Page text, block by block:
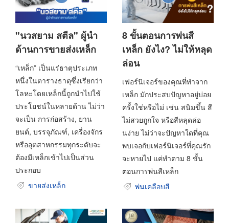
"นวสยาม สตีล" ผู้นำ
ด้านการขายส่งเหล็ก
“เหล็ก” เป็นแร่ธาตุประเภท
หนึ่งในตารางธาตุซึ่งเรียกว่า
โลหะโดยเหล็กนี้ถูกนำไปใช้
ประโยชน์ในหลายด้าน ไม่ว่า
จะเป็น การก่อสร้าง, ยาน
ยนต์, บรรจุภัณฑ์, เครื่องจักร
หรืออุตสาหกรรมทุกระดับจะ
ต้องมีเหล็กเข้าไปเป็นส่วน
ประกอบ
ขายส่งเหล็ก
8 ขั้นตอนการพ่นสี
เหล็ก ยังไง? ไม่ให้หลุด
ล่อน
เฟอร์นิเจอร์ของคุณที่ทำจาก
เหล็ก มักประสบปัญหาอยู่บ่อย
ครั้งใช่หรือไม่ เช่น สนิมขึ้น สี
ไม่สวยถูกใจ หรือสีหลุดล่อ
นง่าย ไม่ว่าจะปัญหาใดที่คุณ
พบเจอกับเฟอร์นิเจอร์ที่คุณรัก
จะหายไป แค่ทำตาม 8 ขั้น
ตอนการพ่นสีเหล็ก
พ่นเคลือบสี